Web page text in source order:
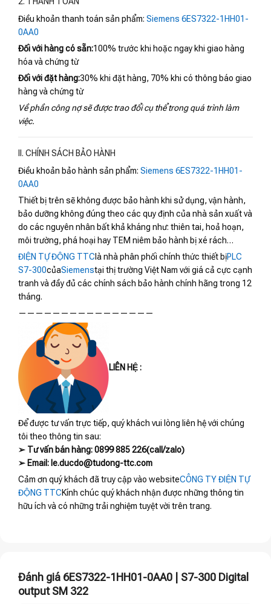
Điều khoản thanh toán sản phẩm: Siemens 6ES7322-1HH01-
0AA0
Đối với hàng có sẵn:100% trước khi hoặc ngay khi giao hàng
hóa và chứng từ
Đối với đặt hàng:30% khi đặt hàng, 70% khi có thông báo giao
hàng và chứng từ
Về phần công nợ sẽ được trao đổi cụ thể trong quá trình làm
việc.
II. CHÍNH SÁCH BẢO HÀNH
Điều khoản bảo hành sản phẩm: Siemens 6ES7322-1HH01-
0AA0
Thiết bị trên sẽ không được bảo hành khi sử dụng, vận hành,
bảo dưỡng không đúng theo các quy định của nhà sản xuất và
do các nguyên nhân bất khả kháng như: thiên tai, hoả hoạn,
môi trường, phá hoại hay TEM niêm bảo hành bị xé rách…
ĐIỆN TỰ ĐỘNG TTC là nhà phân phối chính thức thiết bịPLC
S7-300củaSiemenstại thị trường Việt Nam với giá cả cực cạnh
tranh và đầy đủ các chính sách bảo hành chính hãng trong 12
tháng.
————————————————
LIÊN HỆ :
Để được tư vấn trực tiếp, quý khách vui lòng liên hệ với chúng
tôi theo thông tin sau:
➢ Tư vấn bán hàng: 0899 885 226(call/zalo)
➢ Email: le.ducdo@tudong-ttc.com
Cảm ơn quý khách đã truy cập vào websiteCÔNG TY ĐIỆN TỰ
ĐỘNG TTCKính chúc quý khách nhận được những thông tin
hữu ích và có những trải nghiệm tuyệt vời trên trang.
Đánh giá 6ES7322-1HH01-0AA0 | S7-300 Digital
output SM 322